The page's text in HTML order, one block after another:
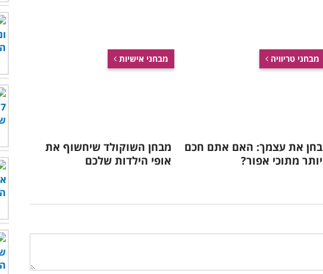
מבחני טריוויה
בחן את עצמך: האם אתם חכם
יותר מתוכי אפור?
מבחני אישיות
מבחן השוקולד שיחשוף את
אופי הילדות שלכם